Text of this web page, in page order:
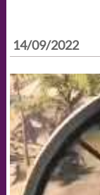
14/09/2022